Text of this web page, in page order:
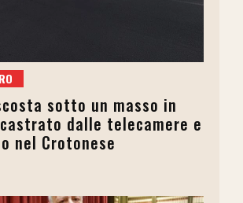
sotto un masso in
dalle telecamere e
nel Crotonese